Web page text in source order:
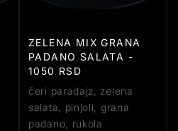
ZELENA MIX GRANA
PADANO SALATA -
1050 RSD
čeri paradajz, zelena
salata, pinjoli, grana
padano, rukola